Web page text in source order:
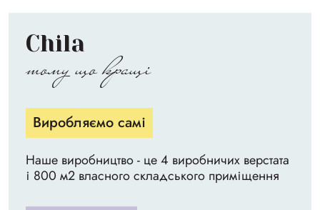
Chila
тому що кращі
Виробляємо самі
Наше виробництво - це 4 виробничих верстата
і 800 м2 власного складського приміщення